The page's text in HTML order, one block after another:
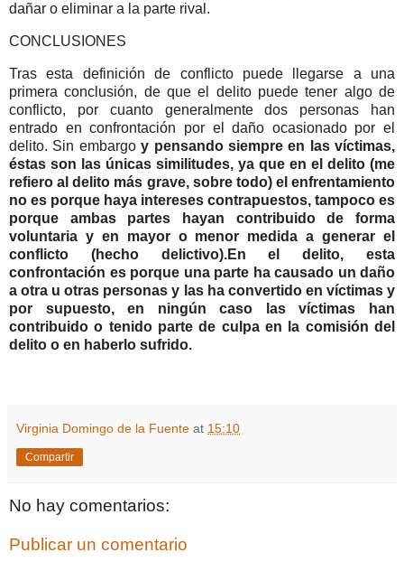
dañar o eliminar a la parte rival.
CONCLUSIONES
Tras esta definición de conflicto puede llegarse a una
primera conclusión, de que el delito puede tener algo de
conflicto, por cuanto generalmente dos personas han
entrado en confrontación por el daño ocasionado por el
delito. Sin embargoy pensando siempre en las víctimas,
éstas son las únicas similitudes, ya que en el delito (me
refiero al delito más grave, sobre todo) el enfrentamiento
no es porque haya intereses contrapuestos, tampoco es
porque ambas partes hayan contribuido de forma
voluntaria y en mayor o menor medida a generar el
conflicto (hecho delictivo).En el delito, esta
confrontación es porque una parte ha causado un daño
a otra u otras personas y las ha convertido en víctimas y
por supuesto, en ningún caso las víctimas han
contribuido o tenido parte de culpa en la comisión del
delito o en haberlo sufrido.
Virginia Domingo de la Fuente at 15:10
Compartir
No hay comentarios:
Publicar un comentario